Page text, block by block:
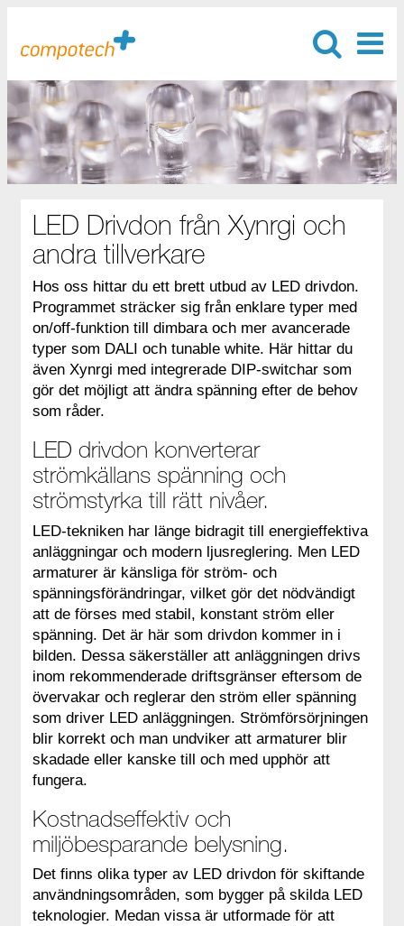
LED Drivdon från Xynrgi och
andra tillverkare
Hos oss hittar du ett brett utbud av LED drivdon.
Programmet sträcker sig från enklare typer med
on/off-funktion till dimbara och mer avancerade
typer som DALI och tunable white. Här hittar du
även Xynrgi med integrerade DIP-switchar som
gör det möjligt att ändra spänning efter de behov
som råder.
LED drivdon konverterar
strömkällans spänning och
strömstyrka till rätt nivåer.
LED-tekniken har länge bidragit till energieffektiva
anläggningar och modern ljusreglering. Men LED
armaturer är känsliga för ström- och
spänningsförändringar, vilket gör det nödvändigt
att de förses med stabil, konstant ström eller
spänning. Det är här som drivdon kommer in i
bilden. Dessa säkerställer att anläggningen drivs
inom rekommenderade driftsgränser eftersom de
övervakar och reglerar den ström eller spänning
som driver LED anläggningen. Strömförsörjningen
blir korrekt och man undviker att armaturer blir
skadade eller kanske till och med upphör att
fungera.
Kostnadseffektiv och
miljöbesparande belysning.
Det finns olika typer av LED drivdon för skiftande
användningsområden, som bygger på skilda LED
teknologier. Medan vissa är utformade för att